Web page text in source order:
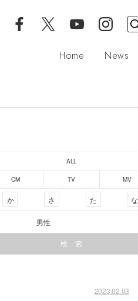
検
索
象:
Home News
ALL
CM TV MV
か さ た な
男性
2023.02.03